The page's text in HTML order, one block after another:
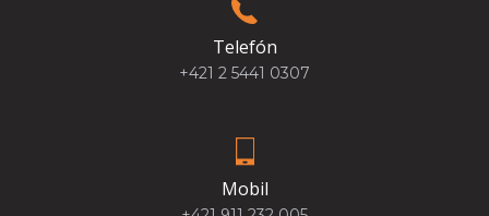
Telefón
+421 2 5441 0307
Mobil